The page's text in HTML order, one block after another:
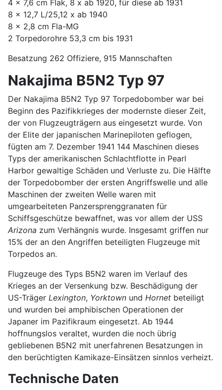
4 x 7,6 cm Flak, 8 x ab 1920, für diese ab 1931
8 x 12,7 L/25,12 x ab 1940
8 x 2,8 cm Fla-MG
2 Torpedorohre 53,3 cm bis 1931
Besatzung 262 Offiziere, 915 Mannschaften
Nakajima B5N2 Typ 97
Der Nakajima B5N2 Typ 97 Torpedobomber war bei
Beginn des Pazifikkrieges der modernste dieser Zeit,
der von Flugzeugträgern aus eingesetzt wurde. Von
der Elite der japanischen Marinepiloten geflogen,
fügten am 7. Dezember 1941 144 Maschinen dieses
Typs der amerikanischen Schlachtflotte in Pearl
Harbor gewaltige Schäden und Verluste zu. Die Hälfte
der Torpedobomber der ersten Angriffswelle und alle
Maschinen der zweiten Welle waren mit
umgearbeiteten Panzersprenggranaten für
Schiffsgeschütze bewaffnet, was vor allem der USS
Arizona zum Verhängnis wurde. Insgesamt griffen nur
15% der an den Angriffen beteiligten Flugzeuge mit
Torpedos an.
Flugzeuge des Typs B5N2 waren im Verlauf des
Krieges an der Versenkung bzw. Beschädigung der
US-Träger Lexington, Yorktown und Hornet beteiligt
und wurden bei amphibischen Operationen der
Japaner im Pazifikraum eingesetzt. Ab 1944
hoffnungslos veraltet, wurden die noch übrig
gebliebenen B5N2 mit unerfahrenen Besatzungen in
den berüchtigten Kamikaze-Einsätzen sinnlos verheizt.
Technische Daten